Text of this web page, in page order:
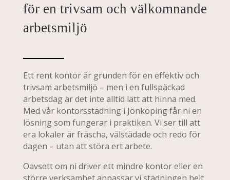
för en trivsam och välkomnande
arbetsmiljö
Ett rent kontor är grunden för en effektiv och
trivsam arbetsmiljö – men i en fullspäckad
arbetsdag är det inte alltid lätt att hinna med.
Med vår kontorsstädning i Jönköping får ni en
lösning som fungerar i praktiken. Vi ser till att
era lokaler är fräscha, välstädade och redo för
dagen – utan att störa ert arbete.
Oavsett om ni driver ett mindre kontor eller en